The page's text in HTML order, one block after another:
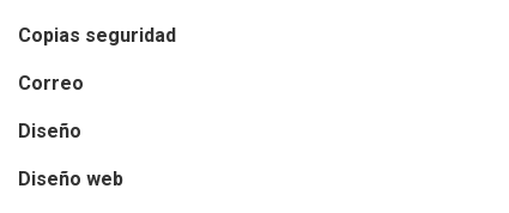
Copias seguridad
Correo
Diseño
Diseño web